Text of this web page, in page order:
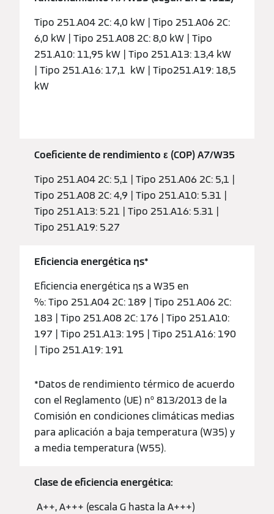
Tipo 251.A04 2C: 4,0 kW | Tipo 251.A06 2C:
6,0 kW | Tipo 251.A08 2C: 8,0 kW | Tipo
251.A10: 11,95 kW | Tipo 251.A13: 13,4 kW
| Tipo 251.A16: 17,1 kW | Tipo251.A19: 18,5
kW
Coeficiente de rendimiento ε (COP) A7/W35
Tipo 251.A04 2C: 5,1 | Tipo 251.A06 2C: 5,1 |
Tipo 251.A08 2C: 4,9 | Tipo 251.A10: 5.31 |
Tipo 251.A13: 5.21 | Tipo 251.A16: 5.31 |
Tipo 251.A19: 5.27
Eficiencia energética ƞs*
Eficiencia energética ƞs a W35 en
%: Tipo 251.A04 2C: 189 | Tipo 251.A06 2C:
183 | Tipo 251.A08 2C: 176 | Tipo 251.A10:
197 | Tipo 251.A13: 195 | Tipo 251.A16: 190
| Tipo 251.A19: 191
*Datos de rendimiento térmico de acuerdo
con el Reglamento (UE) nº 813/2013 de la
Comisión en condiciones climáticas medias
para aplicación a baja temperatura (W35) y
a media temperatura (W55).
Clase de eficiencia energética:
A++, A+++ (escala G hasta la A+++)